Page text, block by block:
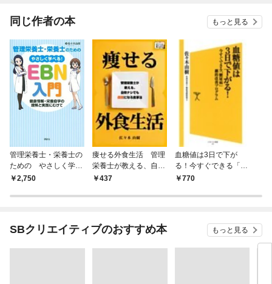
同じ作者の本 もっと見る
管理栄養士・栄養士の
ための やさしく学べ
る！ＥＢＮ入門 ～健
解と実践にむけて～
2,750
痩せる外食生活 管理
栄養士が教える、自炊
ナシでも健康になる食
437
血糖値は3日で下が
る！今すぐできる「糖
尿病」劇的改善プログ
770
SBクリエイティブのおすすめ本 もっと見る